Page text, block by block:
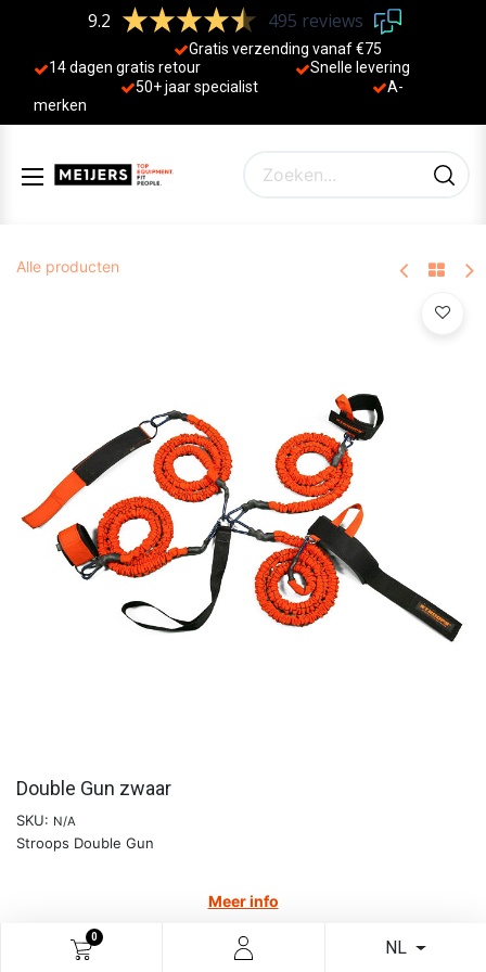
0
NL
9.2 495 reviews
Gratis verzending vanaf €75
14 dagen gratis retour
Sne lle levering
50+ jaar specialist
A-
merken
Alle producten
Double Gun zwaar
SKU: N/A
Stroops Double Gun
Meer info
208,22